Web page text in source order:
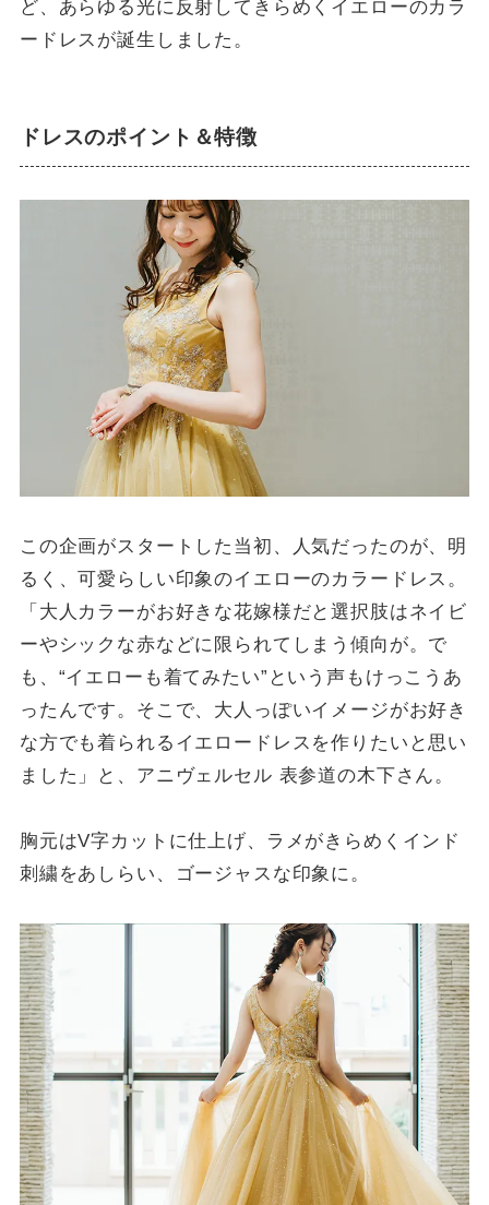
ど、あらゆる光に反射してきらめくイエローのカラ
ードレスが誕生しました。
ドレスのポイント＆特徴
この企画がスタートした当初、人気だったのが、明
るく、可愛らしい印象のイエローのカラードレス。
「大人カラーがお好きな花嫁様だと選択肢はネイビ
ーやシックな赤などに限られてしまう傾向が。で
も、“イエローも着てみたい”という声もけっこうあ
ったんです。そこで、大人っぽいイメージがお好き
な方でも着られるイエロードレスを作りたいと思い
ました」と、アニヴェルセル 表参道の木下さん。
胸元はV字カットに仕上げ、ラメがきらめくインド
刺繍をあしらい、ゴージャスな印象に。